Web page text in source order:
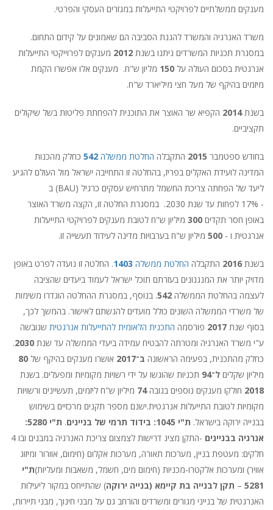
מענקים ממשלתיים לפרויקטי התייעלות במגזרים העסקי והפרטי.
משרד האנרגיה והמשרד להגנת הסביבה הם שאמונים על קידום התחום.
במסגרת תכניות המשרדים ניתנו בשנת 2012 מענקים לפרוייקטי התייעלות
אנרגטית בסכום העולה על 150 מליון ש"ח. מענקים אלו אפשרו הקמת
מיזמים בהיקף של מעל חצי מיליארד ש"ח.
בשנת2014 הקפיא שר האוצר את התוכנית להפחתת פליטות בשל שיקולים
תקציביים.
בחודש ספטמבר 2015 התקבלה החלטת ממשלה 542 כחלק מהכנות
המדינה לועידת האקלים בפריז, בהחלטה זו התחייבה ישראל מול העולם להגיע
ליעד של הפחתה צריכת החשמל מתרחיש עסקים כרגיל (BAU) ב
- 17% לפחות עד שנת 2030. במסגרת החלטה זו, הקצה משרד האוצר
באופן חסר תקדים 300 מיליון ש"ח לטובת מענקים לפרויקטי התייעלות
אנרגטית ו - 500 מיליון ש"ח בערבויות מדינה לעידוד תעשייה זו.
בשנת 2016 התקבלה החלטת ממשלה 1403. החלטה זו נועדה לפרט באופן
מדויק יותר את המנגנונים בעזרתם תוכל ישראל לעמוד ביעדים שהציבה
לעצמה בהחלטת הממשלה 542. בנוסף, במסגרת ההחלטה הוגדרו משימות
של משרדי הממשלה השונים כולל מועדים להגשתם לאישור. בהמשך לכך,
בסוף שנת 2017 פורסמה התכנית הלאומית להתייעלות אנרגטית שגובשה
ע"י משרד האנרגיה ומטרתה להבטיח עמידה ביעדי הממשלה עד שנת 2030
.
כחלק מהתכנית, בפעימה הראשונה ב־2017 אושרו מענקים בהיקף של 80
מיליון שקלים ל־94
תכניות שהוגשו על ידי רשויות מקומיות ומפעלים. בשנת
2018 חולקו מענקים נוספים בגובה74 מיליון ש"ח ליזמים, תעשיינים ורשויות
מקומיות לטובת התייעלות אנרגטית.ישנם מספר תקנים מרכזיים בשימוש
בבנייה ירוקה בישראל. ת"י 1045: בידוד תרמי של בניינים .
ת"י 5280:
אנרגיה בבניינים
-התקן מציג דרישות לצמצום צריכת האנרגיה במבנים ובו 4
חלקים: מעטפת בניין, מערכות תאורה, מערכות אקלום (חימום, אוורור ומיזוג
אוויר) ומערכות אלקטרו-מכניות (חימום מים, חשמל, משאבות ומעליות)ת"י
5281
– תקן לבנייה בת קיימא (בנייה ירוקה) שהתייחס במקור ליעילות
האנרגטית של בנייני מגורים ומשרדים והורחב גם על מבני חינוך, מבני תיירות,